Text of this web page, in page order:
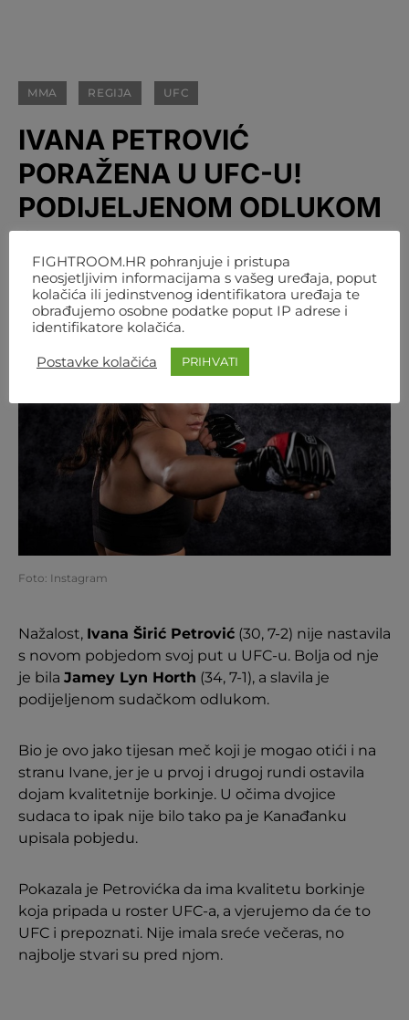
MMA REGIJA UFC
IVANA PETROVIĆ
PORAŽENA U UFC-U!
PODIJELJENOM ODLUKOM
SLAVILA KANAĐANKA
FIGHTROOM 2. STUDENOGA 2024. 22:38
Foto: Instagram
Nažalost, Ivana Širić Petrović (30, 7-2) nije nastavila
s novom pobjedom svoj put u UFC-u. Bolja od nje
je bila Jamey Lyn Horth (34, 7-1), a slavila je
podijeljenom sudačkom odlukom.
Bio je ovo jako tijesan meč koji je mogao otići i na
stranu Ivane, jer je u prvoj i drugoj rundi ostavila
dojam kvalitetnije borkinje. U očima dvojice
sudaca to ipak nije bilo tako pa je Kanađanku
upisala pobjedu.
Pokazala je Petrovićka da ima kvalitetu borkinje
koja pripada u roster UFC-a, a vjerujemo da će to
UFC i prepoznati. Nije imala sreće večeras, no
najbolje stvari su pred njom.
FIGHTROOM.HR pohranjuje i pristupa
neosjetljivim informacijama s vašeg uređaja, poput
kolačića ili jedinstvenog identifikatora uređaja te
obrađujemo osobne podatke poput IP adrese i
identifikatore kolačića.
Postavke kolačića PRIHVATI